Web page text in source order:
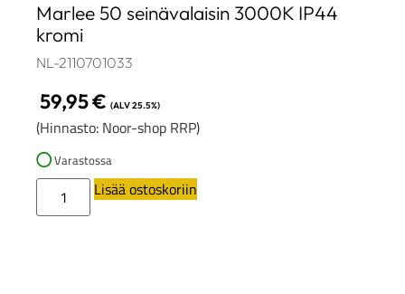
Marlee 50 seinävalaisin 3000K IP44
kromi
NL-2110701033
59,95€ (ALV 25.5%)
(Hinnasto: Noor-shop RRP)
Varastossa
Lisää ostoskoriin